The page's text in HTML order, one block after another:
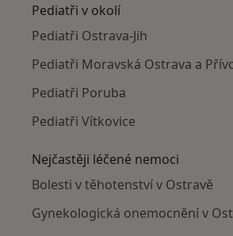
Pediatři v okolí
Pediatři Ostrava-Jih
Pediatři Moravská Ostrava a
Pediatři Poruba
Pediatři Vítkovice
Nejčastěji léčené nemoci
Bolesti v těhotenství v Ostravě
Gynekologická onemocnění v